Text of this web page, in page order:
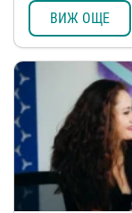
ВИЖ ОЩЕ